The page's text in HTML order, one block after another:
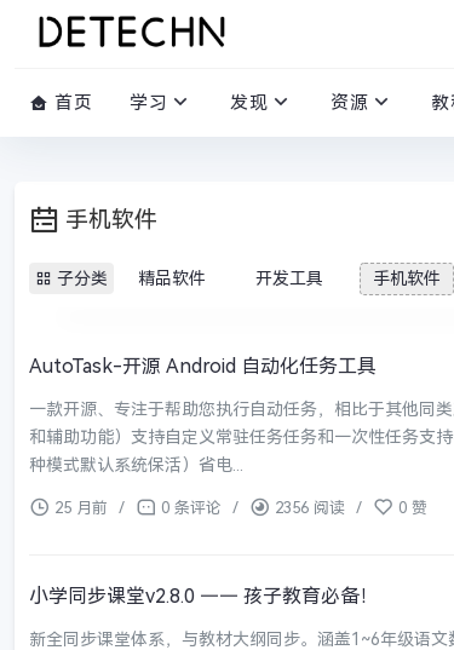
首页 学习 发现 资源 教
手机软件
子分类 精品软件 开发工具 手机软件
AutoTask-开源 Android 自动化任务工具
一款开源、专注于帮助您执行自动任务，相比于其他同
和辅助功能）支持自定义常驻任务任务和一次性任务支
种模式默认系统保活）省电...
25 月前 / 0 条评论 / 2356 阅读 / 0 赞
小学同步课堂v2.8.0 —— 孩子教育必备！
新全同步课堂体系，与教材大纲同步。涵盖1~6年级语